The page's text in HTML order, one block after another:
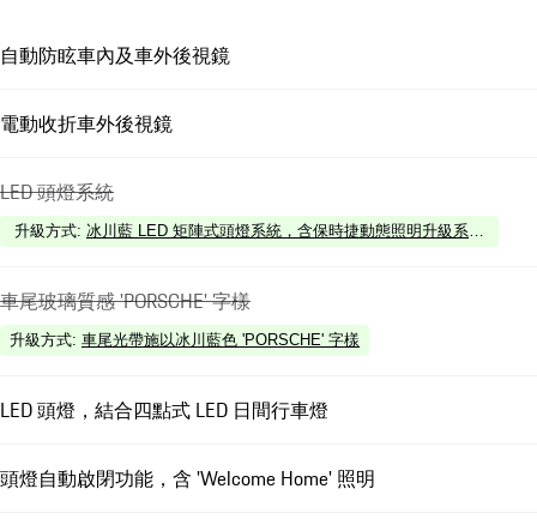
自動防眩車內及車外後視鏡
電動收折車外後視鏡
LED 頭燈系統
升級方式: 冰川藍 LED 矩陣式頭燈系統，含保時捷動態照明升級系統
車尾玻璃質感 'PORSCHE' 字樣
升級方式: 車尾光帶施以冰川藍色 'PORSCHE' 字樣
LED 頭燈，結合四點式 LED 日間行車燈
頭燈自動啟閉功能，含 'Welcome Home' 照明